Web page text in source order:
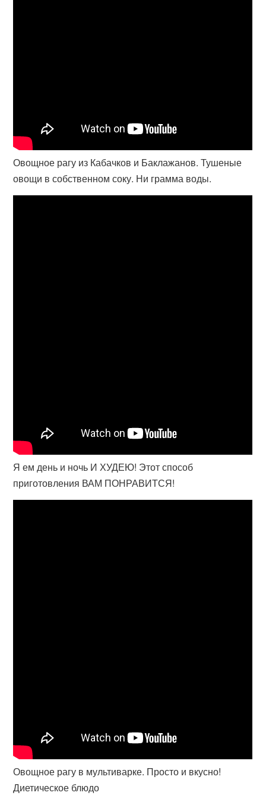
Овощное рагу из Кабачков и Баклажанов. Тушеные
овощи в собственном соку. Ни грамма воды.
Я ем день и ночь И ХУДЕЮ! Этот способ
приготовления ВАМ ПОНРАВИТСЯ!
Овощное рагу в мультиварке. Просто и вкусно!
Диетическое блюдо